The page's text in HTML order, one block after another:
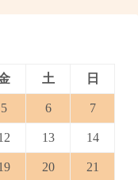
土 日
5 6 7
13 14
20 21